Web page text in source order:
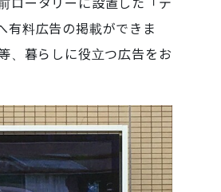
有料広告の掲載ができま
、暮らしに役立つ広告をお